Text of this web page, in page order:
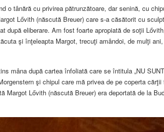
o tânără cu privirea pătrunzătoare, dar senină, cu
Lővith (născută Breuer) care s-a căsătorit cu
după eliberare. Am fost foarte apropiată de soţii
şi înţeleapta Margot, trecuţi amândoi, de mulţi
mâna după cartea înfoliată care se întitula „NU
şi chipul care mă privea de pe coperta
Margot Lővith (născută Breuer) era deportată de la